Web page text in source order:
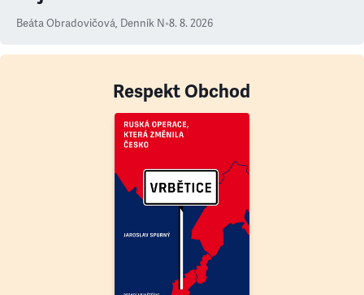
Beáta Obradovičová, Denník N•8. 8. 2026
Respekt Obchod